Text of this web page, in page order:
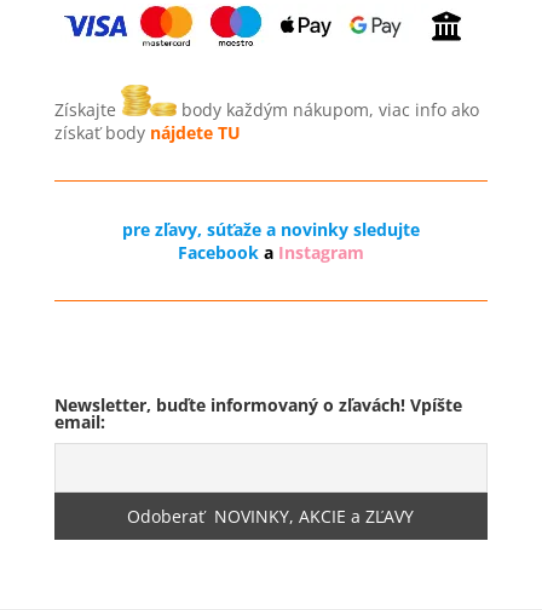
Získajte
body každým nákupom, viac info ako
získať body nájdete TU
pre zľavy, súťaže a novinky sledujte
Facebook a Instagram
Newsletter, buďte informovaný o zľavách! Vpíšte
email: